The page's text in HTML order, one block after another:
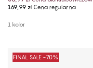
169,99 złCena regularna
1 kolor
FINAL SALE -70%